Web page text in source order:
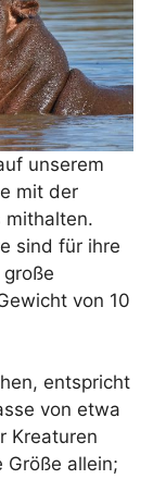
unserem
mit der
mithalten.
sind für ihre
von 10
entspricht
von etwa
Kreaturen
Größe allein;